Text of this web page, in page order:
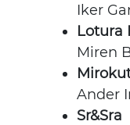
Iker
Lotura
Miren
Ander
Sr&Sra